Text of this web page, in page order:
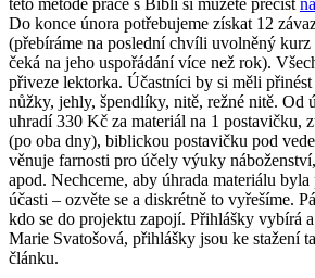
této metodě práce s Biblí si můžete přečíst
Do konce února potřebujeme získat 12
(přebíráme na poslední chvíli uvolněný
čeká na jeho uspořádání více než rok).
přiveze lektorka. Účastníci by si měli
nůžky, jehly, špendlíky, nitě, režné nitě. Od
uhradí 330 Kč za materiál na 1 postavičku,
(po oba dny), biblickou postavičku pod
věnuje farnosti pro účely výuky
apod. Nechceme, aby úhrada materiálu
účasti – ozvěte se a diskrétně to vyřešíme.
kdo se do projektu zapojí. Přihlášky vybírá
Marie Svatošová, přihlášky jsou ke stažení
článku.